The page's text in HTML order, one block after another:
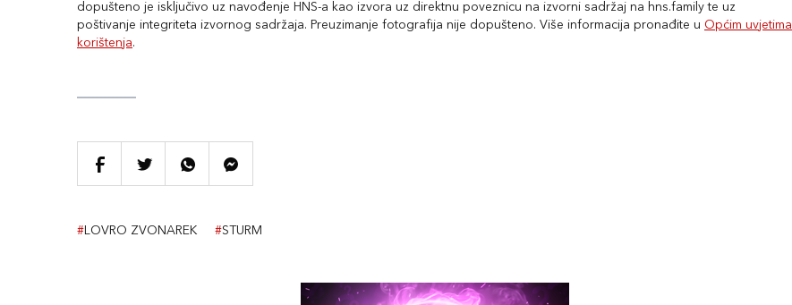
dopušteno je isključivo uz navođenje HNS-a kao izvora uz direktnu poveznicu na izvorni sadržaj na hns.family te uz
poštivanje integriteta izvornog sadržaja. Preuzimanje fotografija nije dopušteno. Više informacija pronađite u Općim uvjetima
korištenja.
#LOVRO ZVONAREK #STURM